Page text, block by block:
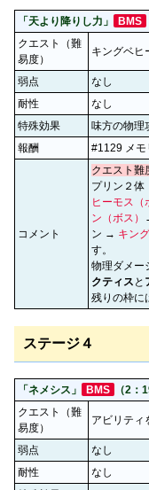
「天より降りし力」 BMS
クエスト（難
易度）
キングベヒ
弱点
なし
耐性
なし
特殊効果
味方の物理
報酬
#1129 メモ
コメント
クエスト難
プリン２
ヒーモス（
ン（ボス）
ン → キン
す。
物理ダメー
クティス と
残りの枠に
ステージ４
「ネメシス」 BMS
（2：
クエスト（難
易度）
アビリティ
弱点
なし
耐性
なし